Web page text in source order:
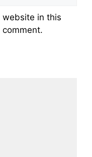
website in this